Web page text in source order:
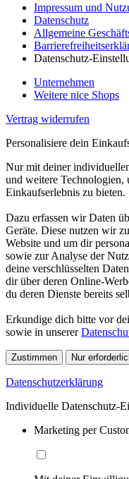
Impressum und
Datenschutz
Allgemeine
Datenschutz-
Unternehmen
Weitere nice Shops
Vertrag widerrufen
Personalisiere dein
Nur mit deiner
und weitere Technologien,
Einkaufserlebnis zu bieten.
Dazu erfassen wir Daten
Geräte. Diese nutzen wir
Website und um dir
sowie zur Analyse der
deine verschlüsselten
dir über deren Online-
du deren Dienste bereits
Erkundige dich bitte vor
sowie in unserer
Zustimmen Nur
Datenschutzerklärung
Individuelle Datenschutz-
Marketing per